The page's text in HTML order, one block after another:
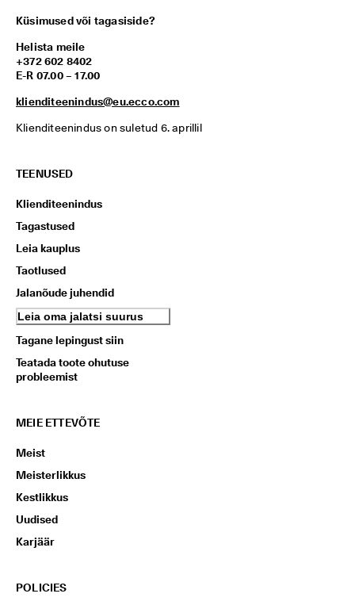
Küsimused või tagasiside?
Helista meile
+372 602 8402
E-R 07.00 – 17.00
klienditeenindus@eu.ecco.com
Klienditeenindus on suletud 6. aprillil
TEENUSED
Klienditeenindus
Tagastused
Leia kauplus
Taotlused
Jalanõude juhendid
Leia oma jalatsi suurus
Tagane lepingust siin
Teatada toote ohutuse
probleemist
MEIE ETTEVÕTE
Meist
Meisterlikkus
Kestlikkus
Uudised
Karjäär
POLICIES